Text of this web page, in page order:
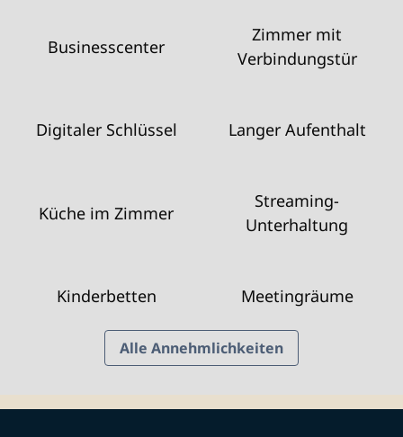
Business­center
Zimmer mit
Verbindungstür
Digitaler Schlüssel Langer Aufenthalt
Küche im Zimmer
Streaming-
Unterhaltung
Kinderbetten Meeting­räume
Alle Annehmlichkeiten